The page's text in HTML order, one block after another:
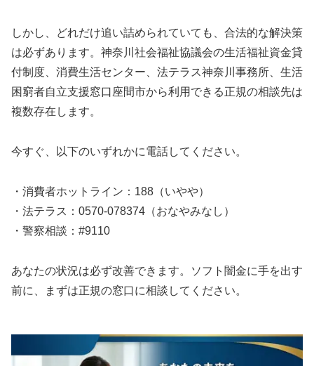
しかし、どれだけ追い詰められていても、合法的な解決策
は必ずあります。神奈川社会福祉協議会の生活福祉資金貸
付制度、消費生活センター、法テラス神奈川事務所、生活
困窮者自立支援窓口座間市から利用できる正規の相談先は
複数存在します。
今すぐ、以下のいずれかに電話してください。
・消費者ホットライン：188（いやや）
・法テラス：0570-078374（おなやみなし）
・警察相談：#9110
あなたの状況は必ず改善できます。ソフト闇金に手を出す
前に、まずは正規の窓口に相談してください。